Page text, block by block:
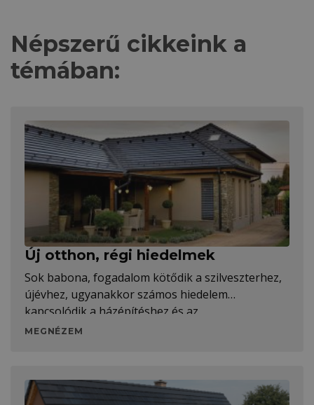
Népszerű cikkeink a
témában:
Új otthon, régi hiedelmek
Sok babona, fogadalom kötődik a szilveszterhez,
újévhez, ugyanakkor számos hiedelem
kapcsolódik a házépítéshez és az
MEGNÉZEM